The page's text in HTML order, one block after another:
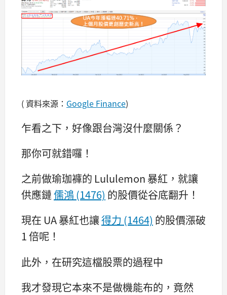
( 資料來源： Google Finance)
乍看之下，好像跟台灣沒什麼關係？
那你可就錯囉！
之前做瑜珈褲的 Lululemon 暴紅，就讓
供應鏈儒鴻 (1476) 的股價從谷底翻升！
現在 UA 暴紅也讓得力 (1464) 的股價漲破
1 倍呢！
此外，在研究這檔股票的過程中
我才發現它本來不是做機能布的，竟然